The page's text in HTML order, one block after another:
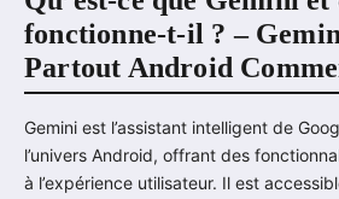
fonctionne-t-il ? –
Partout Android
Gemini est l’assistant intelligent de
l’univers Android, offrant des
à l’expérience utilisateur. Il est